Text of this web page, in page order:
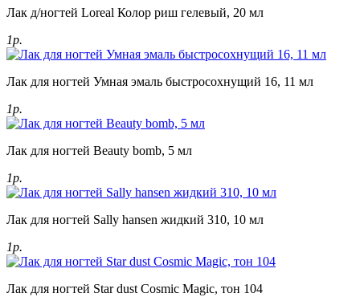
Лак д/ногтей Loreal Колор риш гелевый, 20 мл
1р.
Лак для ногтей Умная эмаль быстросохнущий 16, 11 мл
1р.
Лак для ногтей Beauty bomb, 5 мл
1р.
Лак для ногтей Sally hansen жидкий 310, 10 мл
1р.
Лак для ногтей Star dust Cosmic Magic, тон 104